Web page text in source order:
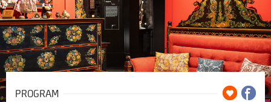
PROGRAM